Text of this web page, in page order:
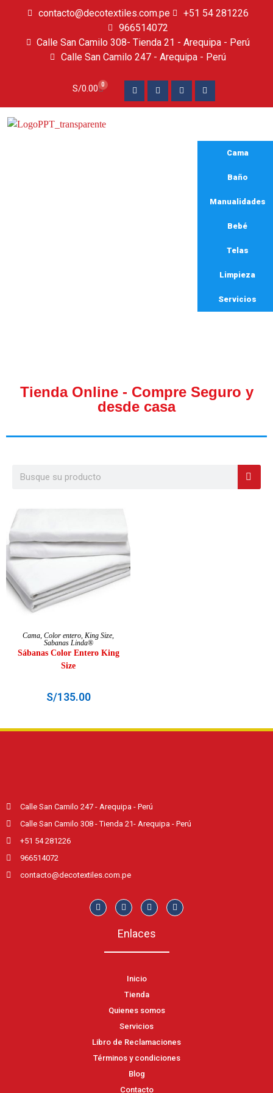
contacto@decotextiles.com.pe
+51 54 281226
966514072
Calle San Camilo 308- Tienda 21 - Arequipa - Perú
Calle San Camilo 247 - Arequipa - Perú​
S/0.00 0
Cama
Baño
Manualidades
Bebé
Telas
Limpieza
Servicios
Tienda Online - Compre Seguro y
desde casa
AÑADIR AL CARRITO
Cama, Color entero, King Size,
Sabanas Linda®
Sábanas Color Entero King
Size
S/135.00
Calle San Camilo 247 - Arequipa - Perú
Calle San Camilo 308 - Tienda 21- Arequipa - Perú
+51 54 281226
966514072
contacto@decotextiles.com.pe
Enlaces
Inicio
Tienda
Quienes somos
Servicios
Libro de Reclamaciones
Términos y condiciones
Blog
Contacto